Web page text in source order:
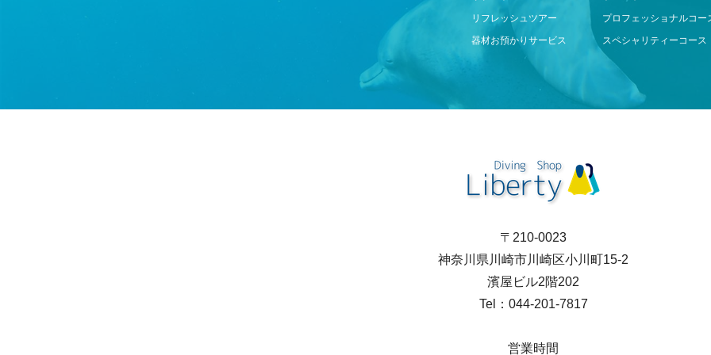
リフレッシュツアー
器材お預かりサービス
プロフェッショナルコー
スペシャリティーコース
〒210-0023
神奈川県川崎市川崎区小川町15-2
濱屋ビル2階202
Tel：044-201-7817
営業時間